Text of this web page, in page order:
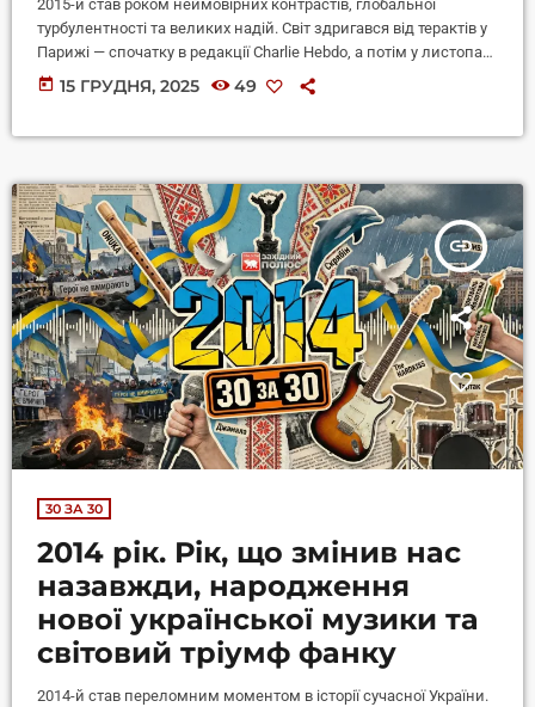
2015-й став роком неймовірних контрастів, глобальної
турбулентності та великих надій. Світ здригався від терактів у
Парижі — спочатку в редакції Charlie Hebdo, а потім у листопаді
в концерт-холі Bataclan. Для України це був рік важких
випробувань та важливих змін. Ми пережили трагедію
нова патрульна поліція — символ довгоочікуваних реформ, […]
today 15 ГРУДНЯ, 2025 49
insert_link
30 ЗА 30
2014 рік. Рік, що змінив нас
назавжди, народження
нової української музики та
світовий тріумф фанку
2014-й став переломним моментом в історії сучасної України.